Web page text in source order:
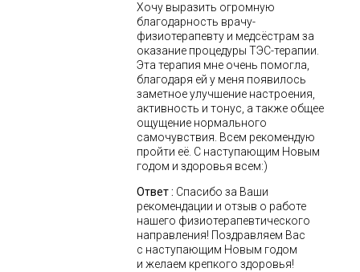
Хочу выразить огромную
благодарность врачу-
физиотерапевту и медсёстрам за
оказание процедуры ТЭС-терапии.
Эта терапия мне очень помогла,
благодаря ей у меня появилось
заметное улучшение настроения,
активность и тонус, а также общее
ощущение нормального
самочувствия. Всем рекомендую
пройти её. С наступающим Новым
годом и здоровья всем:)
Ответ : Спасибо за Ваши
рекомендации и отзыв о работе
нашего физиотерапевтического
направления! Поздравляем Вас
с наступающим Новым годом
и желаем крепкого здоровья!